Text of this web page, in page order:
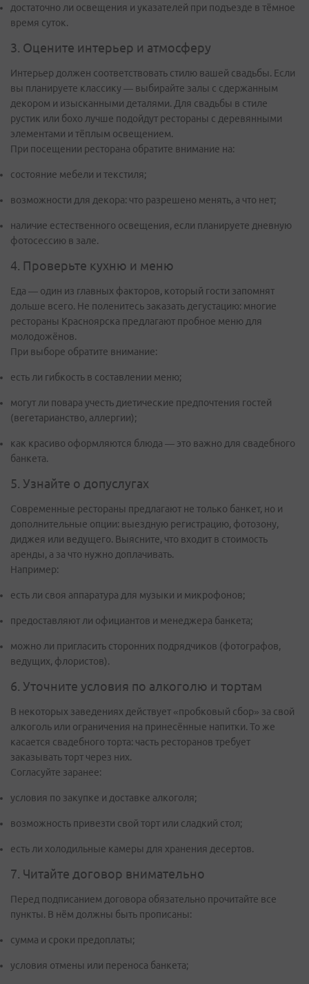
достаточно ли освещения и указателей при подъезде в тёмное
время суток.
3. Оцените интерьер и атмосферу
Интерьер должен соответствовать стилю вашей свадьбы. Если
вы планируете классику — выбирайте залы с сдержанным
декором и изысканными деталями. Для свадьбы в стиле
рустик или бохо лучше подойдут рестораны с деревянными
элементами и тёплым освещением.
При посещении ресторана обратите внимание на:
состояние мебели и текстиля;
возможности для декора: что разрешено менять, а что нет;
наличие естественного освещения, если планируете дневную
фотосессию в зале.
4. Проверьте кухню и меню
Еда — один из главных факторов, который гости запомнят
дольше всего. Не поленитесь заказать дегустацию: многие
рестораны Красноярска предлагают пробное меню для
молодожёнов.
При выборе обратите внимание:
есть ли гибкость в составлении меню;
могут ли повара учесть диетические предпочтения гостей
(вегетарианство, аллергии);
как красиво оформляются блюда — это важно для свадебного
банкета.
5. Узнайте о допуслугах
Современные рестораны предлагают не только банкет, но и
дополнительные опции: выездную регистрацию, фотозону,
диджея или ведущего. Выясните, что входит в стоимость
аренды, а за что нужно доплачивать.
Например:
есть ли своя аппаратура для музыки и микрофонов;
предоставляют ли официантов и менеджера банкета;
можно ли пригласить сторонних подрядчиков (фотографов,
ведущих, флористов).
6. Уточните условия по алкоголю и тортам
В некоторых заведениях действует «пробковый сбор» за свой
алкоголь или ограничения на принесённые напитки. То же
касается свадебного торта: часть ресторанов требует
заказывать торт через них.
Согласуйте заранее:
условия по закупке и доставке алкоголя;
возможность привезти свой торт или сладкий стол;
есть ли холодильные камеры для хранения десертов.
7. Читайте договор внимательно
Перед подписанием договора обязательно прочитайте все
пункты. В нём должны быть прописаны:
сумма и сроки предоплаты;
условия отмены или переноса банкета;